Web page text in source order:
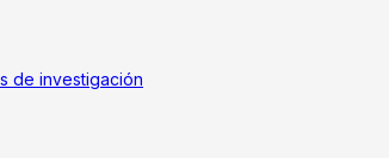
de investigación